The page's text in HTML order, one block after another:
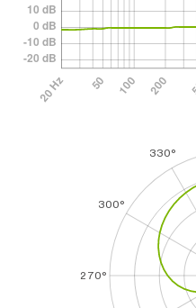
270°
300°
330°